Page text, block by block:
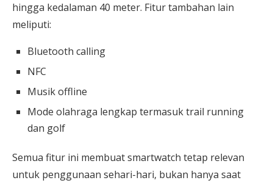
hingga kedalaman 40 meter. Fitur tambahan lain
meliputi:
Bluetooth calling
NFC
Musik offline
Mode olahraga lengkap termasuk trail running
dan golf
Semua fitur ini membuat smartwatch tetap relevan
untuk penggunaan sehari-hari, bukan hanya saat